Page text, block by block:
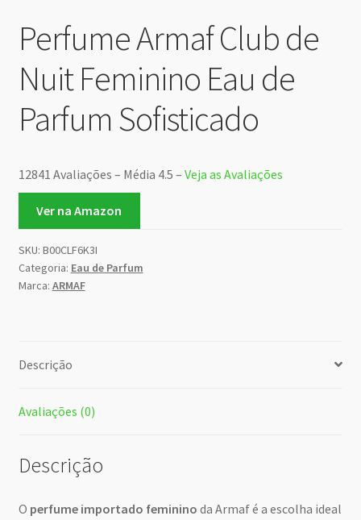
Perfume Armaf Club de
Nuit Feminino Eau de
Parfum Sofisticado
12841 Avaliações – Média 4.5 – Veja as Avaliações
Ver na Amazon
SKU: B00CLF6K3I
Categoria: Eau de Parfum
Marca: ARMAF
Descrição
Avaliações (0)
Descrição
O perfume importado feminino da Armaf é a escolha ideal